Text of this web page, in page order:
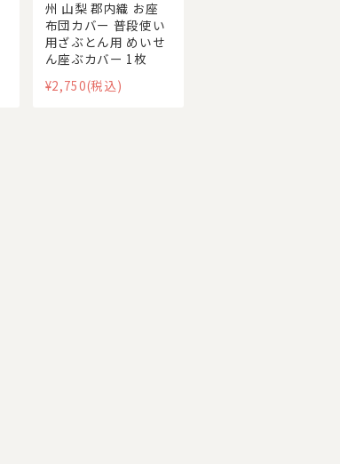
州 山梨 郡内織 お座
布団カバー 普段使い
用ざぶとん用 めいせ
ん座ぶカバー 1枚
¥2,750(税込)